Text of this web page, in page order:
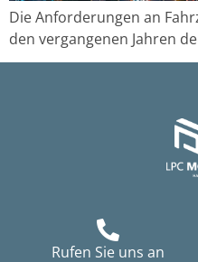
Die Anforderungen an
den vergangenen Jahren
Rufen Sie uns an